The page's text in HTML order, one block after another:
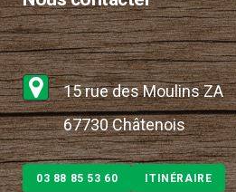
15 rue des Moulins ZA
67730 Châtenois
03 88 85 53 60 ITINÉRAIRE